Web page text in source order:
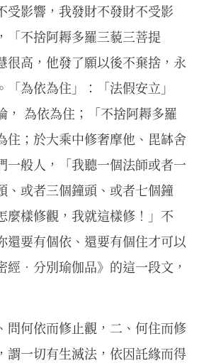
受影響，我發財不發財不受影
「不捨阿耨多羅三藐三菩提
很高，他發了願以後不棄捨，永
為依為住」：「法假安立」
， 為依為住；「不捨阿耨多羅
住；於大乘中修奢摩他、毘缽舍
一般人，「我聽一個法師或者一
、或者三個鐘頭、或者七個鐘
麼樣修觀，我就這樣修！」不
還要有個依、還要有個住才可以
經．分別瑜伽品》的這一段文，
問何依而修止觀，二、何住而修
謂一切有生滅法，依因託緣而得